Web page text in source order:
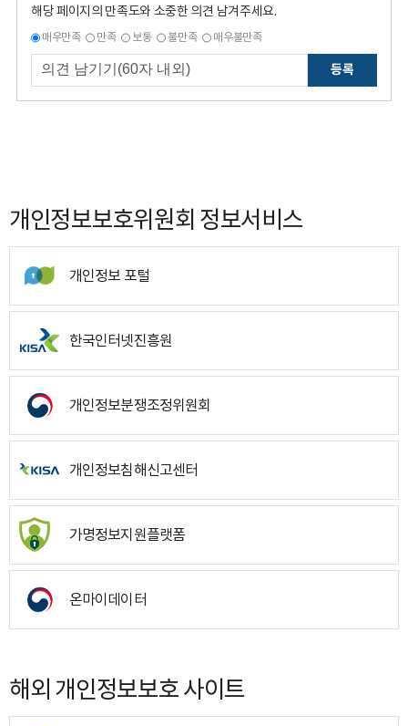
해당 페이지의 만족도와 소중한 의견 남겨주세요.
매우만족 만족 보통 불만족 매우불만족
등록
개인정보보호위원회 정보서비스
개인정보 포털
한국인터넷진흥원
개인정보분쟁조정위원회
개인정보침해신고센터
가명정보지원플랫폼
온마이데이터
해외 개인정보보호 사이트